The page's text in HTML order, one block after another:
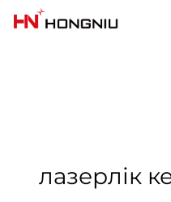
лазерлік